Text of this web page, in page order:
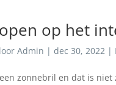
op het
Admin | dec 30, 2022|
zonnebril en dat is